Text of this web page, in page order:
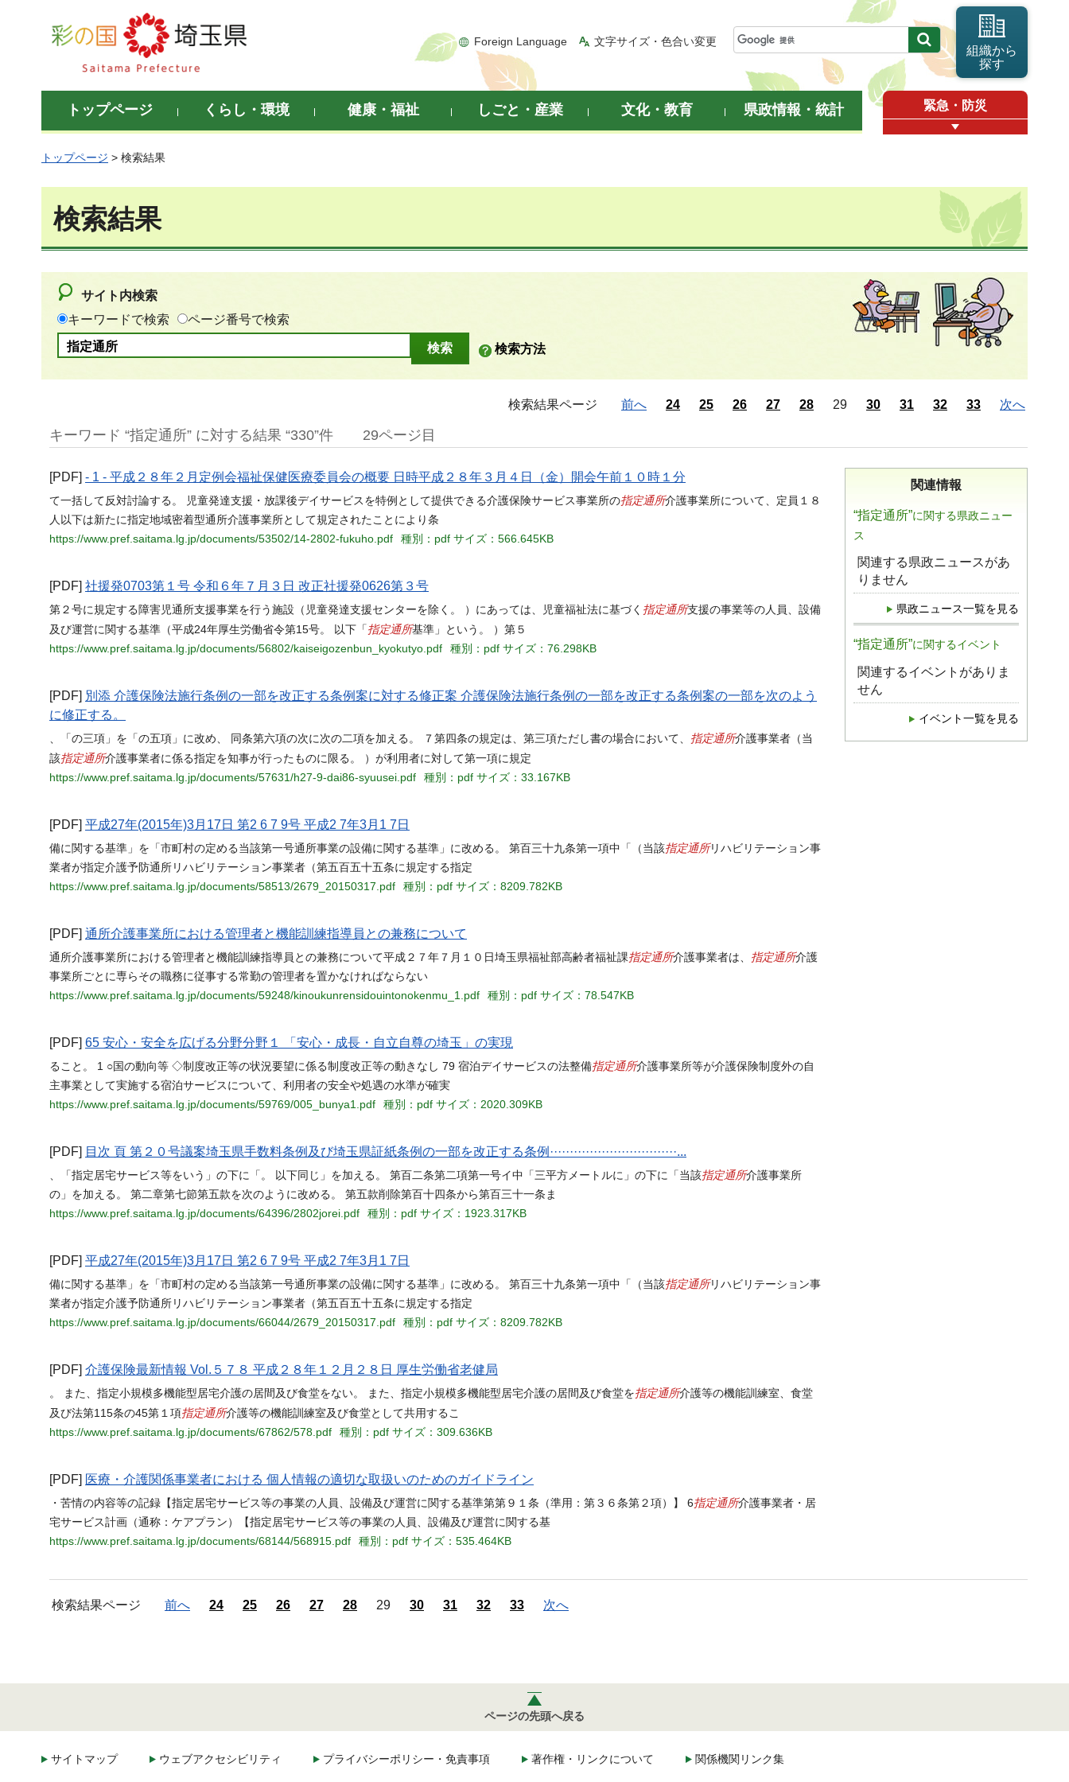
彩の国 埼玉県
Foreign Language 文字サイズ・色合い変更
組織から
探す
トップページ くらし・環境 健康・福祉 しごと・産業 文化・教育 県政情報・統計 緊急・防災
トップページ > 検索結果
検索結果
サイト内検索
キーワードで検索
ページ番号で検索
検索方法
検索結果ページ 前へ 24 25 26 27 28 29 30 31 32 33 次へ
キーワード “指定通所” に対する結果 “330”件 29ページ目
関連情報
“指定通所”に関する県政ニュー
ス
関連する県政ニュースがあ
りません
県政ニュース一覧を見る
“指定通所”に関するイベント
関連するイベントがありま
せん
イベント一覧を見る
[PDF] - 1 - 平成２８年２月定例会福祉保健医療委員会の概要 日時平成２８年３月４日（金）開会午前１０時１分
て一括して反対討論する。 児童発達支援・放課後デイサービスを特例として提供できる介護保険サービス事業所の指定通所介護事業所について、定員１８
人以下は新たに指定地域密着型通所介護事業所として規定されたことにより条
https://www.pref.saitama.lg.jp/documents/53502/14-2802-fukuho.pdf
種別：pdf サイズ：566.645KB
[PDF] 社援発0703第１号 令和６年７月３日 改正社援発0626第３号
第２号に規定する障害児通所支援事業を行う施設（児童発達支援センターを除く。 ）にあっては、児童福祉法に基づく 指定通所支援の事業等の人員、設備
及び運営に関する基準（平成24年厚生労働省令第15号。 以下「 指定通所基準」という。 ）第５
https://www.pref.saitama.lg.jp/documents/56802/kaiseigozenbun_kyokutyo.pdf
種別：pdf サイズ：76.298KB
[PDF] 別添 介護保険法施行条例の一部を改正する条例案に対する修正案 介護保険法施行条例の一部を改正する条例案の一部を次のよう
に修正する。
、「の三項」を「の五項」に改め、 同条第六項の次に次の二項を加える。 ７第四条の規定は、第三項ただし書の場合において、 指定通所介護事業者（当
該指定通所介護事業者に係る指定を知事が行ったものに限る。 ）が利用者に対して第一項に規定
https://www.pref.saitama.lg.jp/documents/57631/h27-9-dai86-syuusei.pdf
種別：pdf サイズ：33.167KB
[PDF] 平成27年(2015年)3月17日 第2 6 7 9号 平成2 7年3月1 7日
備に関する基準」を「市町村の定める当該第一号通所事業の設備に関する基準」に改める。 第百三十九条第一項中「（当該指定通所リハビリテーション事
業者が指定介護予防通所リハビリテーション事業者（第五百五十五条に規定する指定
https://www.pref.saitama.lg.jp/documents/58513/2679_20150317.pdf
種別：pdf サイズ：8209.782KB
[PDF] 通所介護事業所における管理者と機能訓練指導員との兼務について
通所介護事業所における管理者と機能訓練指導員との兼務について平成２７年７月１０日埼玉県福祉部高齢者福祉課指定通所介護事業者は、 指定通所介護
事業所ごとに専らその職務に従事する常勤の管理者を置かなければならない
https://www.pref.saitama.lg.jp/documents/59248/kinoukunrensidouintonokenmu_1.pdf
種別：pdf サイズ：78.547KB
[PDF] 65 安心・安全を広げる分野分野１ 「安心・成長・自立自尊の埼玉」の実現
ること。 1 ○国の動向等 ◇制度改正等の状況要望に係る制度改正等の動きなし 79 宿泊デイサービスの法整備指定通所介護事業所等が介護保険制度外の自
主事業として実施する宿泊サービスについて、利用者の安全や処遇の水準が確実
https://www.pref.saitama.lg.jp/documents/59769/005_bunya1.pdf
種別：pdf サイズ：2020.309KB
[PDF] 目次 頁 第２０号議案埼玉県手数料条例及び埼玉県証紙条例の一部を改正する条例································...
、「指定居宅サービス等をいう」の下に「。 以下同じ」を加える。 第百二条第二項第一号イ中「三平方メートルに」の下に「当該指定通所介護事業所
の」を加える。 第二章第七節第五款を次のように改める。 第五款削除第百十四条から第百三十一条ま
https://www.pref.saitama.lg.jp/documents/64396/2802jorei.pdf
種別：pdf サイズ：1923.317KB
[PDF] 平成27年(2015年)3月17日 第2 6 7 9号 平成2 7年3月1 7日
備に関する基準」を「市町村の定める当該第一号通所事業の設備に関する基準」に改める。 第百三十九条第一項中「（当該指定通所リハビリテーション事
業者が指定介護予防通所リハビリテーション事業者（第五百五十五条に規定する指定
https://www.pref.saitama.lg.jp/documents/66044/2679_20150317.pdf
種別：pdf サイズ：8209.782KB
[PDF] 介護保険最新情報 Vol.５７８ 平成２８年１２月２８日 厚生労働省老健局
。 また、指定小規模多機能型居宅介護の居間及び食堂をない。 また、指定小規模多機能型居宅介護の居間及び食堂を指定通所介護等の機能訓練室、食堂
及び法第115条の45第１項指定通所介護等の機能訓練室及び食堂として共用するこ
https://www.pref.saitama.lg.jp/documents/67862/578.pdf
種別：pdf サイズ：309.636KB
[PDF] 医療・介護関係事業者における 個人情報の適切な取扱いのためのガイドライン
・苦情の内容等の記録【指定居宅サービス等の事業の人員、設備及び運営に関する基準第第９１条（準用：第３６条第２項）】 6指定通所介護事業者・居
宅サービス計画（通称：ケアプラン）【指定居宅サービス等の事業の人員、設備及び運営に関する基
https://www.pref.saitama.lg.jp/documents/68144/568915.pdf
種別：pdf サイズ：535.464KB
検索結果ページ 前へ 24 25 26 27 28 29 30 31 32 33 次へ
ページの先頭へ戻る
サイトマップ ウェブアクセシビリティ プライバシーポリシー・免責事項 著作権・リンクについて 関係機関リンク集